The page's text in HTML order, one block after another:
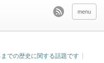
menu
での歴史に関する話題です